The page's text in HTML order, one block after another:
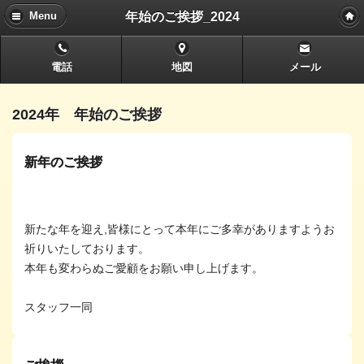
Menu 年始のご挨拶_2024
電話 地図 メール
2024年 年始のご挨拶
新年のご挨拶
新たな年を迎え,皆様にとって本年にご多幸がありますようお
祈りいたしております。
本年も変わらぬご愛顧をお願い申し上げます。
スタッフ一同